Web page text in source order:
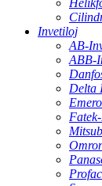
Invetiloj
AB-
ABB-
Delta